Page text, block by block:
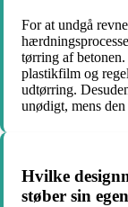
For at undgå
tørring af
plastikfilm og
udtørring.
unødigt, mens
Hvilke
støber sin